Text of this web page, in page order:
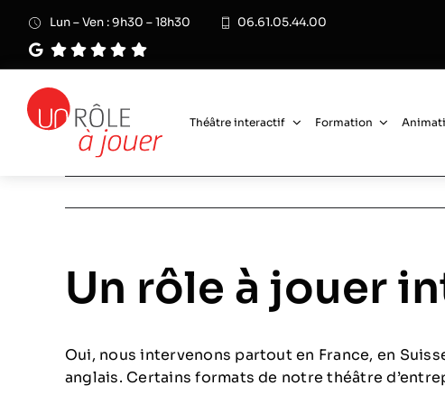
contenu
Lun – Ven : 9h30 – 18h30 06.61.05.44.00
Théâtre interactif Formation
Un rôle à jouer
Oui, nous intervenons partout en France, en
anglais. Certains formats de notre théâtre